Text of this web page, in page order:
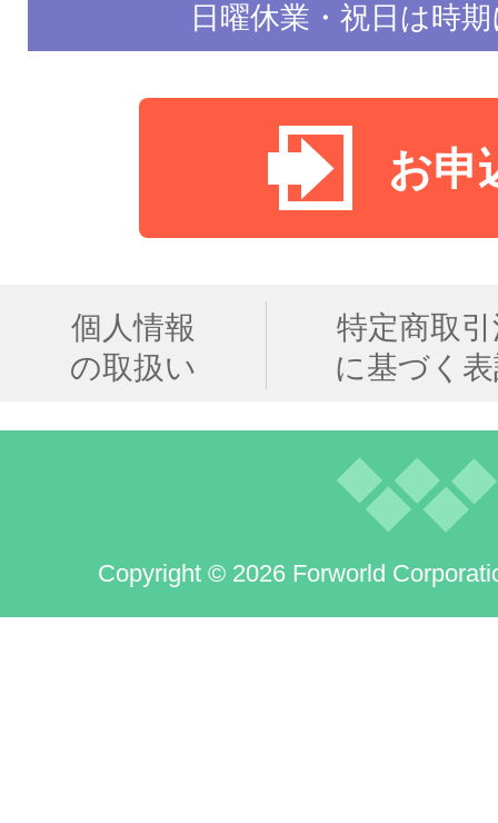
日曜休業・祝日は時
お申
個人情報
の取扱い
特定商取
に基づく
Copyright © 2026 Forworld